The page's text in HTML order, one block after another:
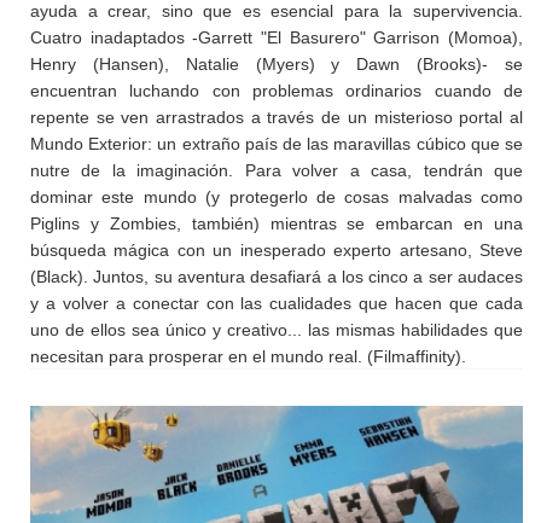
ayuda a crear, sino que es esencial para la supervivencia.
Cuatro inadaptados -Garrett "El Basurero" Garrison (Momoa),
Henry (Hansen), Natalie (Myers) y Dawn (Brooks)- se
encuentran luchando con problemas ordinarios cuando de
repente se ven arrastrados a través de un misterioso portal al
Mundo Exterior: un extraño país de las maravillas cúbico que se
nutre de la imaginación. Para volver a casa, tendrán que
dominar este mundo (y protegerlo de cosas malvadas como
Piglins y Zombies, también) mientras se embarcan en una
búsqueda mágica con un inesperado experto artesano, Steve
(Black). Juntos, su aventura desafiará a los cinco a ser audaces
y a volver a conectar con las cualidades que hacen que cada
uno de ellos sea único y creativo... las mismas habilidades que
necesitan para prosperar en el mundo real. (Filmaffinity).